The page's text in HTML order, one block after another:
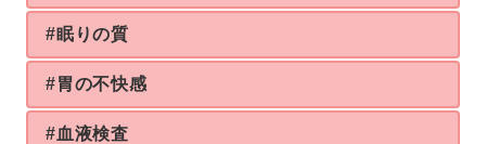
#眠りの質
#胃の不快感
#血液検査